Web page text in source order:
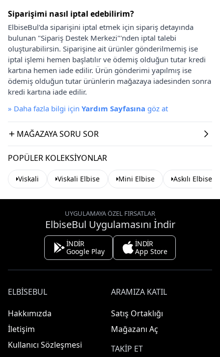
Siparişimi nasıl iptal edebilirim?
ElbiseBul'da siparişini iptal etmek için sipariş detayında
bulunan "Sipariş Destek Merkezi"'nden iptal talebi
oluşturabilirsin. Siparişine ait ürünler gönderilmemiş ise
iptal işlemi hemen başlatılır ve ödemiş olduğun tutar kredi
kartına hemen iade edilir. Ürün gönderimi yapılmış ise
ödemiş olduğun tutar ürünlerin mağazaya iadesinden sonra
kredi kartına iade edilir.
» Daha fazla bilgi için Yardım Sayfasına göz at
MAĞAZAYA SORU SOR
POPÜLER KOLEKSIYONLAR
Viskali Viskali Elbise Mini Elbise Askılı Elbise
UYGULAMAYA ÖZEL FIRSATLAR
ElbiseBul Uygulamasını İndir
İNDİR
Google Play
İNDİR
App Store
ELBISEBUL
Hakkımızda
İletişim
Kullanıcı Sözleşmesi
ARAMIZA KATIL
Satış Ortaklığı
Mağazanı Aç
TAKIP ET